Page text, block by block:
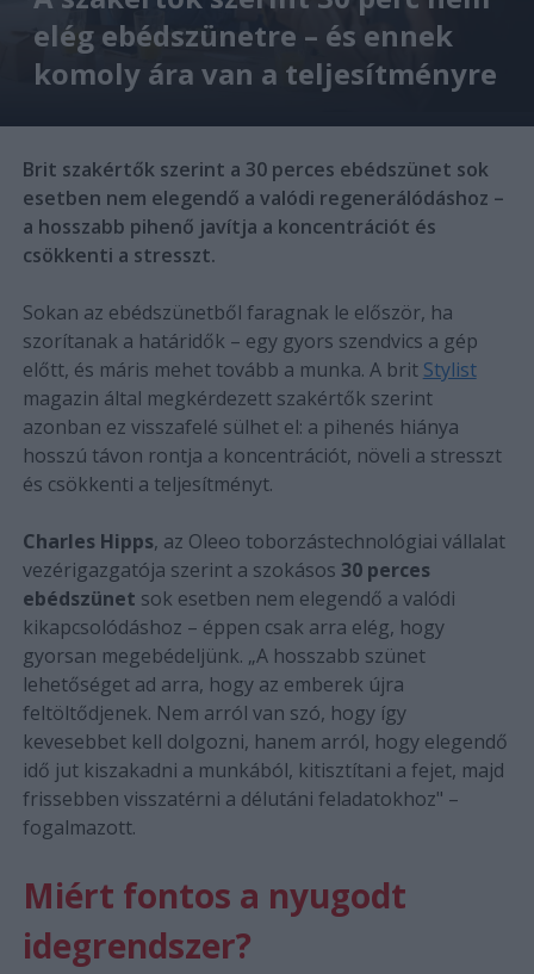
elég ebédszünetre – és ennek
komoly ára van a teljesítményre
Brit szakértők szerint a 30 perces ebédszünet sok
esetben nem elegendő a valódi regenerálódáshoz –
a hosszabb pihenő javítja a koncentrációt és
csökkenti a stresszt.
Sokan az ebédszünetből faragnak le először, ha
szorítanak a határidők – egy gyors szendvics a gép
előtt, és máris mehet tovább a munka. A brit Stylist
magazin által megkérdezett szakértők szerint
azonban ez visszafelé sülhet el: a pihenés hiánya
hosszú távon rontja a koncentrációt, növeli a stresszt
és csökkenti a teljesítményt.
Charles Hipps, az Oleeo toborzástechnológiai vállalat
vezérigazgatója szerint a szokásos 30 perces
ebédszünet sok esetben nem elegendő a valódi
kikapcsolódáshoz – éppen csak arra elég, hogy
gyorsan megebédeljünk. „A hosszabb szünet
lehetőséget ad arra, hogy az emberek újra
feltöltődjenek. Nem arról van szó, hogy így
kevesebbet kell dolgozni, hanem arról, hogy elegendő
idő jut kiszakadni a munkából, kitisztítani a fejet, majd
frissebben visszatérni a délutáni feladatokhoz" –
fogalmazott.
Miért fontos a nyugodt
idegrendszer?